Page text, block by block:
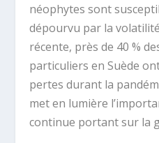
néophytes sont
dépourvu par la
récente, près de 40 %
particuliers en Suède
pertes durant la
met en lumière
continue portant sur la